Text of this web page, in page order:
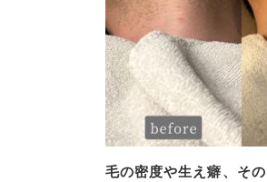
毛の密度や生え癖、そ